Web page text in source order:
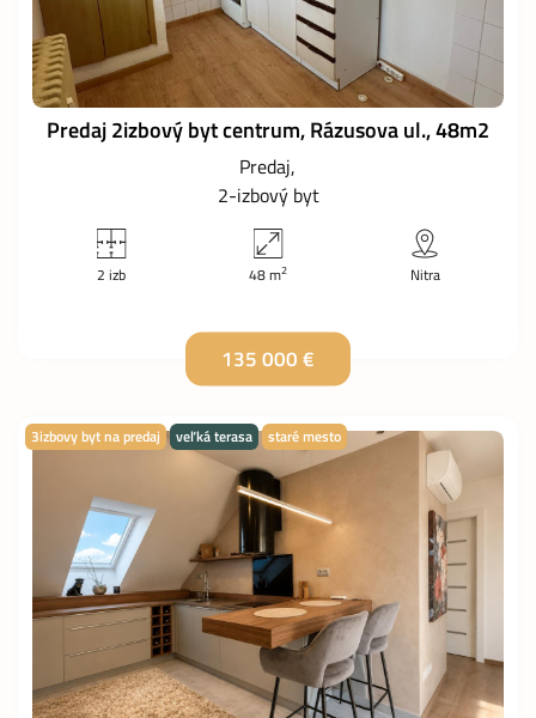
Predaj 2izbový byt centrum, Rázusova ul., 48m2
Predaj
2-izbový byt
2 izb 48 m2 Nitra
135 000 €
3izbovy byt na predaj veľká terasa staré mesto